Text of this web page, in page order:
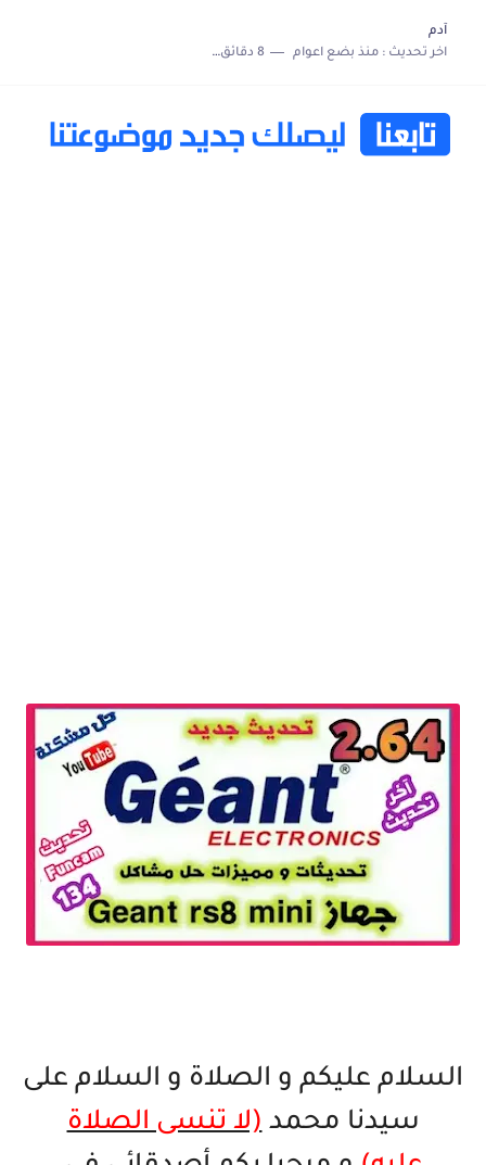
آدم
اخر تحديث :منذ بضع اعوام 8 دقائق للقراءة
السلام عليكم و الصلاة و السلام على
سيدنا محمد(لا تنسى الصلاة